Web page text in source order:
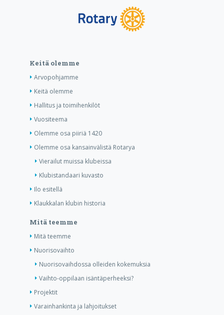
Keitä olemme
Arvopohjamme
Keitä olemme
Hallitus ja toimihenkilöt
Vuositeema
Olemme osa piiriä 1420
Olemme osa kansainvälistä Rotarya
Vierailut muissa klubeissa
Klubistandaari kuvasto
Ilo esitellä
Klaukkalan klubin historia
Mitä teemme
Mitä teemme
Nuorisovaihto
Nuorisovaihdossa olleiden kokemuksia
Vaihto-oppilaan isäntäperheeksi?
Projektit
Varainhankinta ja lahjoitukset